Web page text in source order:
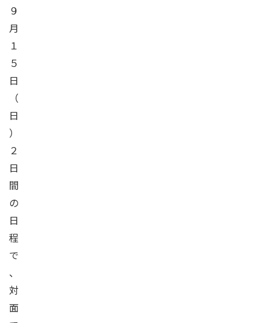
９
月
１
５
日
（
日
）
２
日
間
の
日
程
で
、
対
面